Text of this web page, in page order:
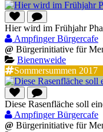
Hier wird im Frühjahr
Ampfinger Bürgercafe
@ Bürgerinitiative für
Bienenweide
Sommersummen 2017
Diese Rasenfläche soll
Ampfinger Bürgercafe
@ Bürgerinitiative für